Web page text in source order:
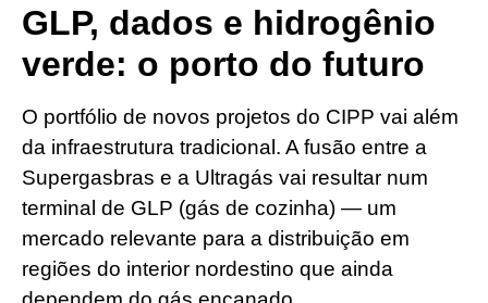
GLP, dados e hidrogênio
verde: o porto do futuro
O portfólio de novos projetos do CIPP vai além
da infraestrutura tradicional. A fusão entre a
Supergasbras e a Ultragás vai resultar num
terminal de GLP (gás de cozinha) — um
mercado relevante para a distribuição em
regiões do interior nordestino que ainda